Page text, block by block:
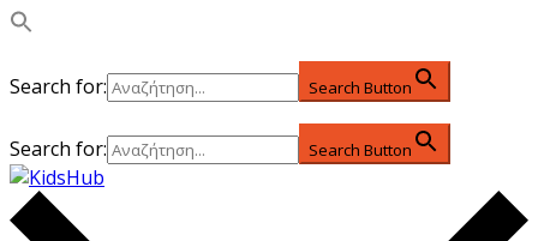
Search for: Search Button
Search for: Search Button